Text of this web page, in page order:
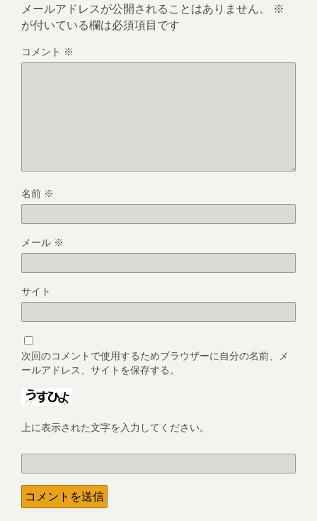
メールアドレスが公開されることはありません。
※
が付いている欄は必須項目です
コメント ※
名前 ※
メール ※
サイト
次回のコメントで使用するためブラウザーに自分の名前、メ
ールアドレス、サイトを保存する。
上に表示された文字を入力してください。